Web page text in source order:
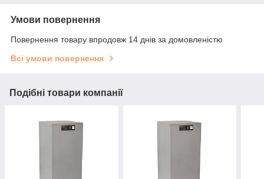
Умови повернення
Повернення товару впродовж 14 днів за домовленістю
Всі умови повернення
Подібні товари компанії